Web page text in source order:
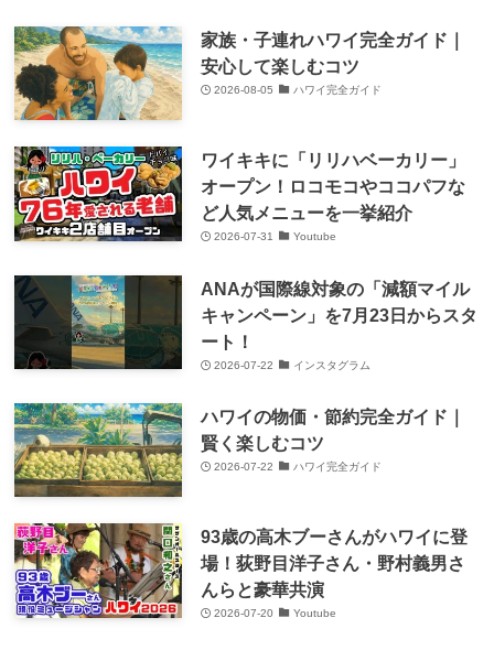
家族・子連れハワイ完全ガイド｜
安心して楽しむコツ
2026-08-05 ハワイ完全ガイド
ワイキキに「リリハベーカリー」
オープン！ロコモコやココパフな
ど人気メニューを一挙紹介
2026-07-31 Youtube
ANAが国際線対象の「減額マイル
キャンペーン」を7月23日からスタ
ート！
2026-07-22 インスタグラム
ハワイの物価・節約完全ガイド｜
賢く楽しむコツ
2026-07-22 ハワイ完全ガイド
93歳の高木ブーさんがハワイに登
場！荻野目洋子さん・野村義男さ
んらと豪華共演
2026-07-20 Youtube